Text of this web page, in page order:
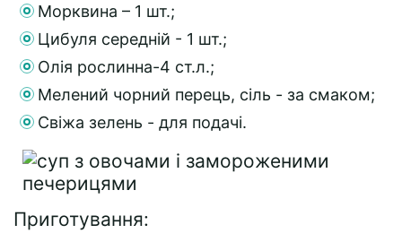
Морквина – 1 шт.;
Цибуля середній - 1 шт.;
Олія рослинна-4 ст.л.;
Мелений чорний перець, сіль - за смаком;
Свіжа зелень - для подачі.
Приготування: